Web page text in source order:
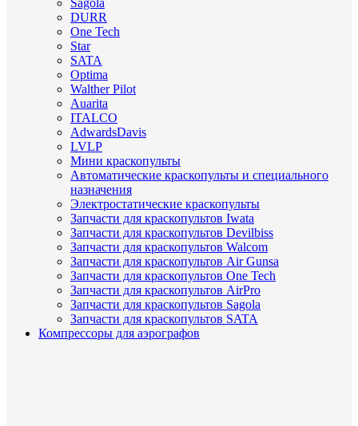
DURR
One Tech
Star
SATA
Optima
Walther Pilot
Auarita
ITALCO
AdwardsDavis
LVLP
Мини краскопульты
Автоматические краскопульты и специального
назначения
Электростатические краскопульты
Запчасти для краскопультов Iwata
Запчасти для краскопультов Devilbiss
Запчасти для краскопультов Walcom
Запчасти для краскопультов Air Gunsa
Запчасти для краскопультов One Tech
Запчасти для краскопультов AirPro
Запчасти для краскопультов Sagola
Запчасти для краскопультов SATA
Компрессоры для аэрографов